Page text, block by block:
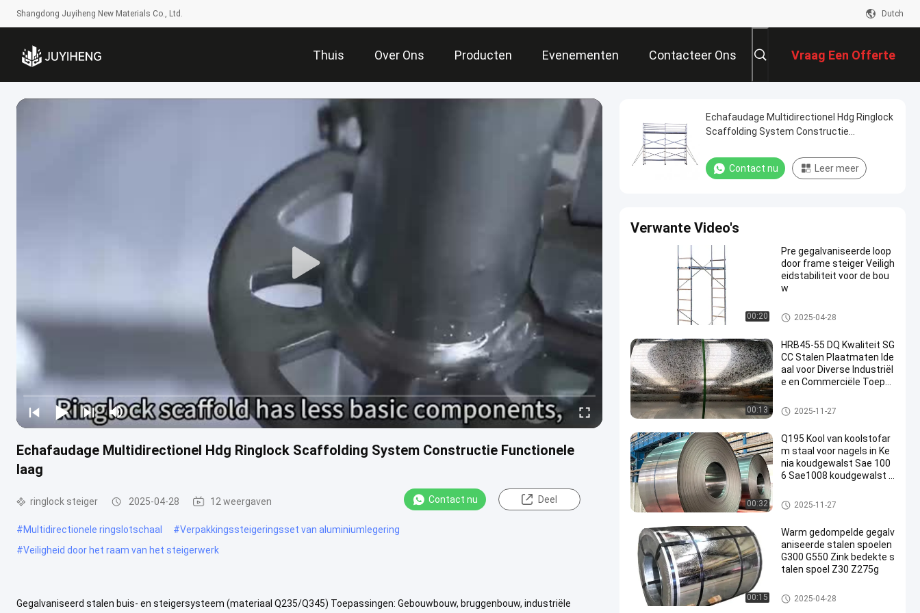
Shangdong Juyiheng New Materials Co., Ltd. Dutch
Thuis Over Ons Producten Evenementen Contacteer Ons Vraag Een Offerte
Aan
Echafaudage Multidirectionel Hdg Ringlock Scaffolding System Constructie Functionele
laag
ringlock steiger 2025-04-28 12 weergaven Contact nu Deel
#Multidirectionele ringslotschaal #Verpakkingssteigeringsset van aluminiumlegering
#Veiligheid door het raam van het steigerwerk
Gegalvaniseerd stalen buis- en steigersysteem (materiaal Q235/Q345) Toepassingen: Gebouwbouw, bruggenbouw, industriële
Echafaudage Multidirectionel Hdg Ringlock
Scaffolding System Constructie
Contact nu Leer meer
Verwante Video's
00:20
Pre gegalvaniseerde loop
door frame steiger Veiligh
eidstabiliteit voor de bou
w
ringlock steiger
2025-04-28
00:13
HRB45-55 DQ Kwaliteit SG
CC Stalen Plaatmaten Ide
aal voor Diverse Industriël
e en Commerciële Toepa
Gegalvaniseerde Staalplaat
2025-11-27
00:32
Q195 Kool van koolstofar
m staal voor nagels in Ke
nia koudgewalst Sae 100
6 Sae1008 koudgewalst k
coil
Koudgewalste Koolstofstaalro
2025-11-27
00:15
Warm gedompelde gegalv
aniseerde stalen spoelen
G300 G550 Zink bedekte s
talen spoel Z30 Z275g
Gegalvaniseerde stalen spoel
2025-04-28